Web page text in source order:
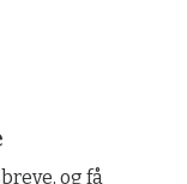
og få